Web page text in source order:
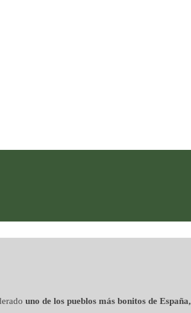
uno de los pueblos más bonitos de España,